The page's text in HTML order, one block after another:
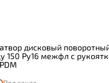
дисковый
150 Ру16 межфл с